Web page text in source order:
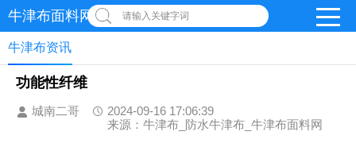
牛津布面料网 请输入关键字词
牛津布资讯
功能性纤维
城南二哥
2024-09-16 17:06:39
来源：牛津布_防水牛津布_牛津布面料网